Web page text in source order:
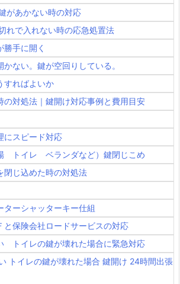
があかない時の対応
れで入れない時の応急処置法
勝手に開く
ない。鍵が空回りしている。
すればよいか
の対処法｜鍵開け対応事例と費用目安
にスピード対応
トイレ ベランダなど）鍵閉じこめ
閉じ込めた時の対処法
ーシャッターキー仕組
と保険会社ロードサービスの対応
トイレの鍵が壊れた場合に緊急対応
トイレの鍵が壊れた場合 鍵開け 24時間出張